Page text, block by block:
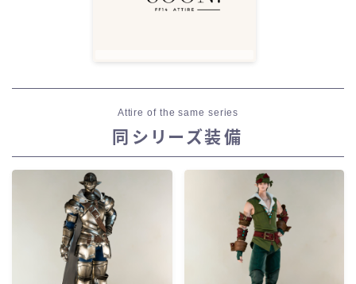
Attire of the same series
同シリーズ装備